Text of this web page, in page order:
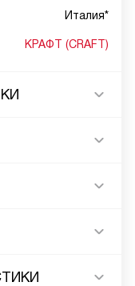
Италия*
КРАФТ (CRAFT)